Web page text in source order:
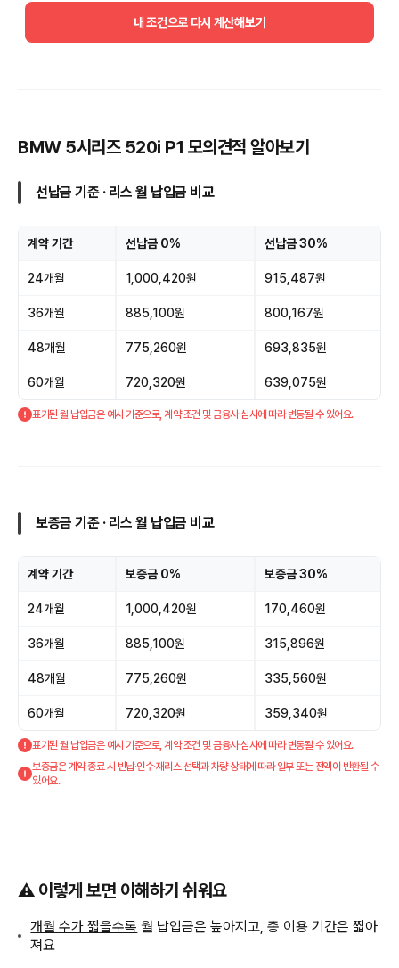
내 조건으로 다시 계산해보기
BMW 5시리즈 520i P1 모의견적 알아보기
선납금 기준 · 리스 월 납입금 비교
계약 기간 선납금 0% 선납금 30%
24개월 1,000,420원 915,487원
36개월 885,100원 800,167원
48개월 775,260원 693,835원
60개월 720,320원 639,075원
표기된 월 납입금은 예시 기준으로, 계약 조건 및 금융사 심사에 따라 변동될 수 있어요.
보증금 기준 · 리스 월 납입금 비교
계약 기간 보증금 0% 보증금 30%
24개월 1,000,420원 170,460원
36개월 885,100원 315,896원
48개월 775,260원 335,560원
60개월 720,320원 359,340원
표기된 월 납입금은 예시 기준으로, 계약 조건 및 금융사 심사에 따라 변동될 수 있어요.
보증금은 계약 종료 시 반납·인수·재리스 선택과 차량 상태에 따라 일부 또는 전액이 반환될 수
있어요.
⚠️ 이렇게 보면 이해하기 쉬워요
개월 수가 짧을수록 월 납입금은 높아지고, 총 이용 기간은 짧아
져요